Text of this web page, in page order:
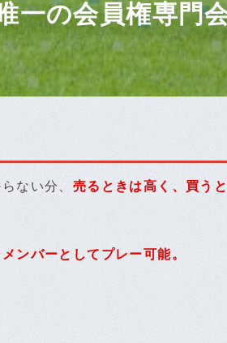
一の会員権専門
ない分、 売るときは高く、買う
ンバーとしてプレー可能。